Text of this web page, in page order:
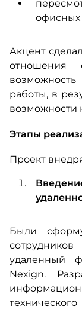
офисных
Акцент
работы, в
возможности
Этапы
Проект
Были
удаленный
Nexign.